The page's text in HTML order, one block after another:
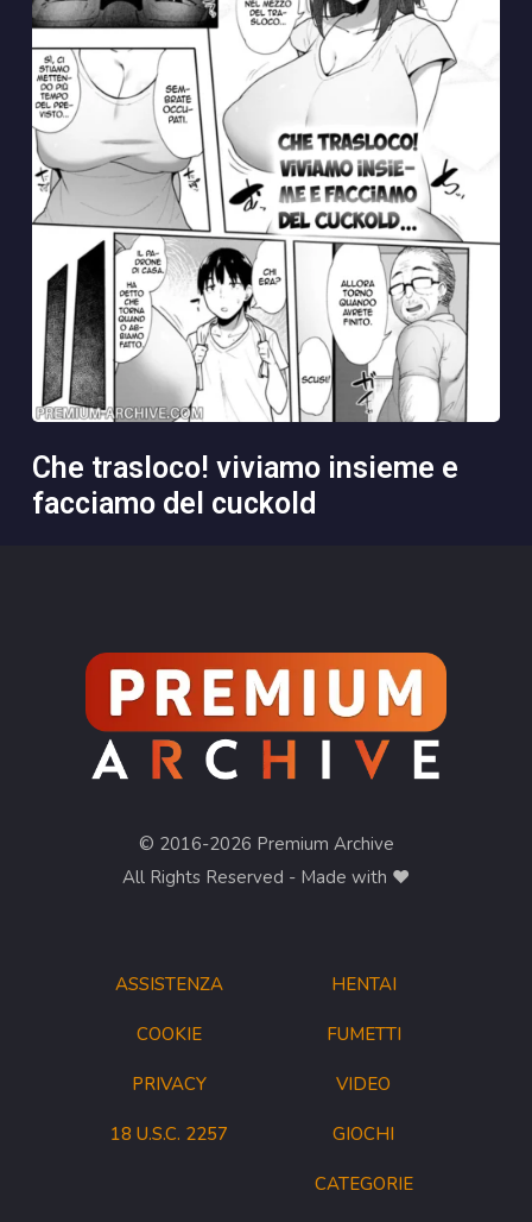
che trasloco! viviamo insieme e
facciamo del cuckold
ASSISTENZA
COOKIE
PRIVACY
18 U.S.C. 2257
© 2016-2026 Premium Archive
All Rights Reserved - Made with ❤︎
HENTAI
FUMETTI
VIDEO
GIOCHI
CATEGORIE